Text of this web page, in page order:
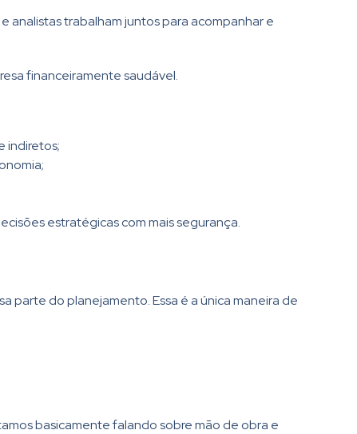
trabalham juntos para acompanhar e
financeiramente saudável.
indiretos;
estratégicas com mais segurança.
parte do planejamento. Essa é a única maneira de
basicamente falando sobre mão de obra e